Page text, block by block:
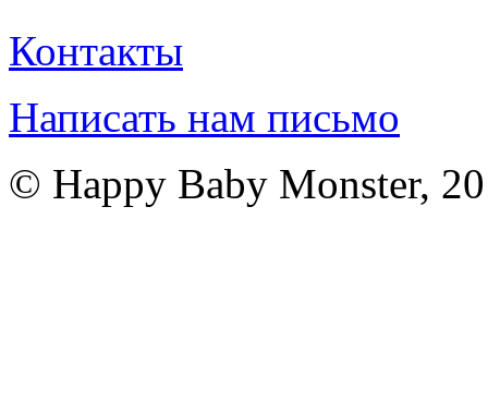
Контакты
Написать нам письмо
© Happy Baby Monster,